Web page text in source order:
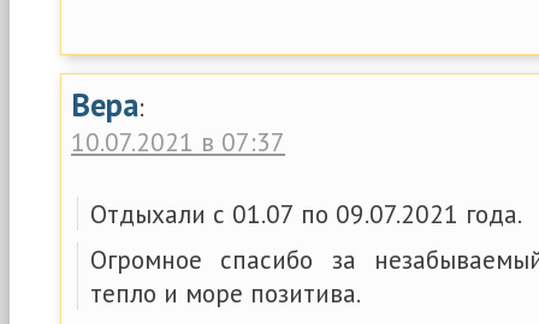
Вера:
10.07.2021 в 07:37
Отдыхали с 01.07 по 09.07.2021 года.
Огромное спасибо за
тепло и море позитива.